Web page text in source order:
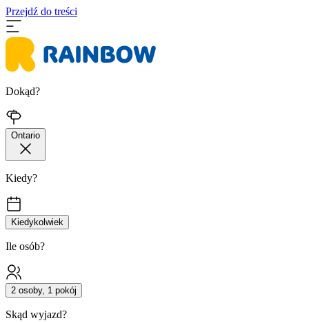
Przejdź do treści
Dokąd?
Ontario
Kiedy?
Kiedykolwiek
Ile osób?
2 osoby, 1 pokój
Skąd wyjazd?